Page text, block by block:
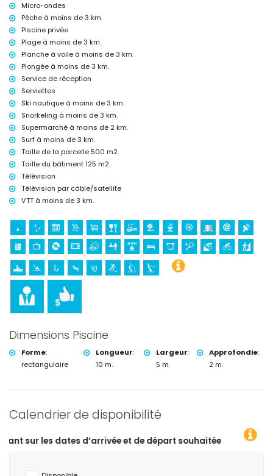
Musée (Pueblo Histórico, Jávea), église (San Bartolomé, Jávea), ruines
(Pueblo Histórico, Jávea), monument (Pueblo Histórico, Jávea),
bâtiment architectural (Pueblo Histórico, Jávea), lieu historique
(Pueblo Histórico et Jávea) (à moins de 10 kilomètres de
l'hébergement)
Château (Portal de la Vila et Dénia) (à moins de 25 kilomètres de
l'hébergement)
Sports
Tennis (à moins de 1000 mètres de la maison)
VTT, cyclisme, escalade, canoë, kayak, pêche, plongée, snorkeling,
surf, planche à voile et ski nautique (à moins de 5 kilomètres de la
maison)
Golf (Club de Golf de Jávea, Jávea) et équitation (à moins de 10
kilomètres de la maison)
Micro-ondes
Pêche à moins de 3 km.
Piscine privée
Plage à moins de 3 km.
Planche à voile à moins de 3 km.
Plongée à moins de 3 km.
Service de réception
Serviettes
Ski nautique à moins de 3 km.
Snorkeling à moins de 3 km.
Supermarché à moins de 2 km.
Surf à moins de 3 km.
Taille de la parcelle 500 m2.
Taille du bâtiment 125 m2.
Télévision
Télévision par câble/satellite
VTT à moins de 3 km.
Dimensions Piscine
Forme:
rectangulaire
Longueur:
10 m.
Largeur:
5 m.
Approfondie:
2 m.
Calendrier de disponibilité
et de départ souhaitées !